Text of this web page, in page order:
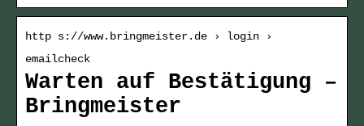
http s://www.bringmeister.de › login ›
emailcheck
Warten auf Bestätigung –
Bringmeister